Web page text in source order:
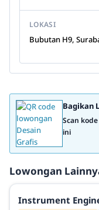
LOKASI
Bubutan H9,
Bagikan
Scan
ini
Lowongan
Instrument